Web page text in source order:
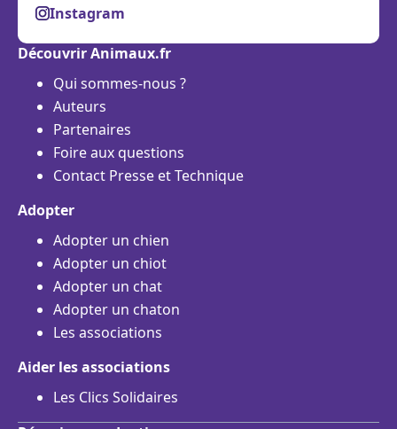
Instagram
Découvrir Animaux.fr
Qui sommes-nous ?
Auteurs
Partenaires
Foire aux questions
Contact Presse et Technique
Adopter
Adopter un chien
Adopter un chiot
Adopter un chat
Adopter un chaton
Les associations
Aider les associations
Les Clics Solidaires